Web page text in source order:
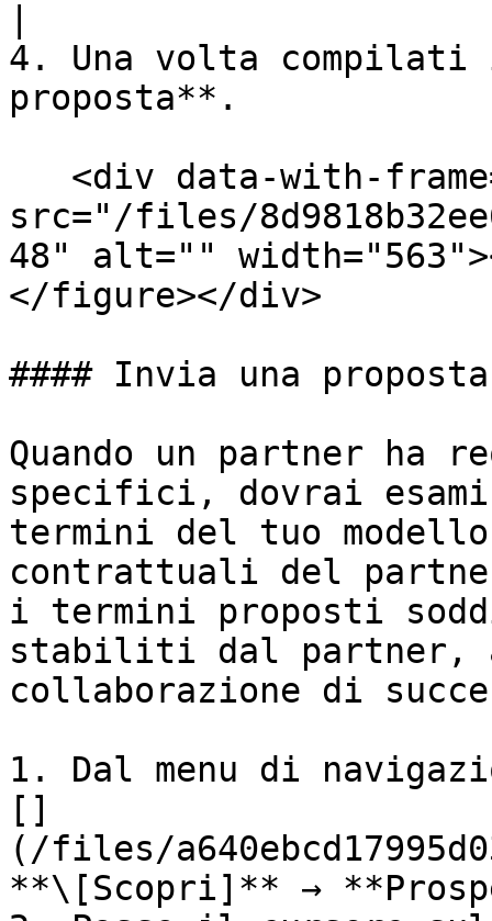
4. Una volta
proposta**.
src="/files/
48" alt=""
</figure></div>
#### Invia una
Quando un partner
specifici, dovrai
termini del tuo
contrattuali del
i termini proposti
stabiliti dal partner,
collaborazione di
1. Dal menu di
[]
(/files/
**\[Scopri]** →